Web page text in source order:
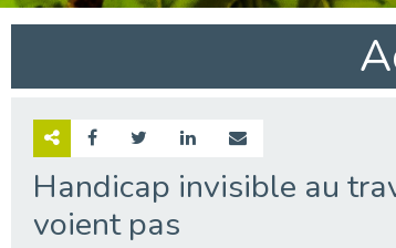
Handicap invisible au
voient pas